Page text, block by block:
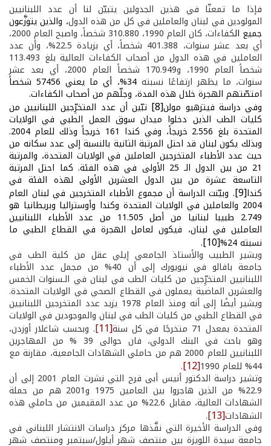
فإذا ما تمعنّا في هذين الجدولين يتبيّن لنا أن عدد اللبنانيين
المولودين في لبنان والعاملين في كل من هذه الدول، والذين يتوزَّعون
جميع ال كفاءات، كان العام 1990، 310.880 شخصاً، واصبح العام 2000،
أي بعد عشر سنوات، 401.388 شخصاً، أي بزيادة 22.5%، وأن عدد
العاملين في هذه الدول من أصحاب الكفاءات العالية بلغ 113.493
شخصاً العام 1990، و170.949 شخصاً العام 2000، أي بعد عشر
سنوات، ما يظهر ارتفاعًا نسبته 34%، أي ما يعني 57456 شخصاً
امتصّتهم الهجرة خلال هذه المدة، وجلّهم من أصحاب الكفاءات.
وفي دراسة فيتزهيو مولن[8] تبّين أن عدد المتخرِّجين اللبنانيين من
كليات الطب الذين دخلوا ميدان سوق العمل الطبي في الولايات
المتحدة بلغ 2.556 خريجاً، وفي كندا 161 خريجاً وذلك للعام 2004.
وبذلك يكون لبنان قد احتل المرتبة الثانية بالنسبة إلى عدد سكانه من
حيث عدد الأطباء المتخرجين العاملين في الولايات المتحدة، والمرتبة
21 من بين الدول الـ 25 الأولى في هذه الفئة. كما احتل المرتبة
التاسعة عشرة من بين الدول العشرين الأولى لهذه الفئة في
كندا[9] . وبيّنت الدراسة أن مجموع الأطباء المتخرجين في لبنان العام
2004 والعاملين في الولايات المتحدة وكندا وأوستراليا وبريطانيا هو
2.749 طبيبا لبنانيا من أصل 11.505 من عدد الأطباء اللبنانيين
العاملين في لبنان، فيكون لعامل الهجرة في القطاع الطبي ما
نسبته 24%
[10]
.
ويشير الطبيب والأستاذ الجامعي إيلي عقل من كلية الطب في
جامعة بافالو في نيويورك إلى أن 40% من مجمل عدد الأطباء
اللبنانيين المتخرِّجين من كليات الطب في لبنان في الـسنوات الخمس
والعشرين الماضية يعملون في القطاع الصحي في الولايات المتحدة.
ويشير أيضًا إلى أنه ومنذ العام 1978 يزيد عدد المتخرجين اللبنانيين
في القطاع الطبي من كليات الطب في لبنان والموجودين في الولايات
المتحدة بمعدل 71 متخرجًا في كل سنة
[11] . وبحسب شاغلار أوزدن،
وهو باحث في البنك الدولي، فان حوالى 39 % من المهاجرين
اللبنانيين للعام 2000 هم من حاملي الشهادات الجامعية، مقارنة مع
44% للعام 1990
[12]
.
وتشير دراسة الدكتور أنيس أبى فرح التي نشرت العام 2001 إلى أن
22.9% من الذين هاجروا بين العامين 1975 و2001 هم من حملة
الشهادات العالية، مقابل 22.6% من عدد المقيمين من حاملي هذه
الشهادات[13]
.
وفي الدراسة الأخيرة التي نفَّذها مركز دراسات الانتشار اللبناني في
جامعة سيدة اللويزة بين منتصف شهر أيلول/سبتمبر ومنتصف شهر